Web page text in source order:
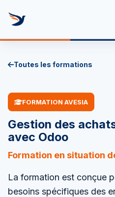
Toutes les formations
FORMATION AVESIA
Gestion des
avec Odoo
Formation en situation
La formation est conçue
besoins spécifiques des